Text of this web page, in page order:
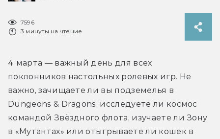
7596
3 минуты на чтение
4 марта — важный день для всех
поклонников настольных ролевых игр. Не
важно, зачищаете ли вы подземелья в
Dungeons & Dragons, исследуете ли космос
командой Звёздного флота, изучаете ли Зону
в «Мутантах» или отыгрываете ли кошек в